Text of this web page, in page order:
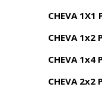
CHEVA 1X1
CHEVA 1x2
CHEVA 1x4
CHEVA 2x2